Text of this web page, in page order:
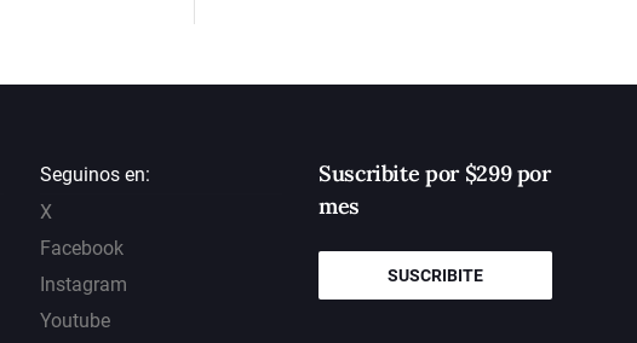
Seguinos en:
X
Facebook
Instagram
Youtube
Suscribite por $299 por
mes
SUSCRIBITE